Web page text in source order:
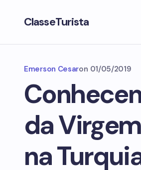
ClasseTurista
Emerson Cesaron 01/05/2019
da
na